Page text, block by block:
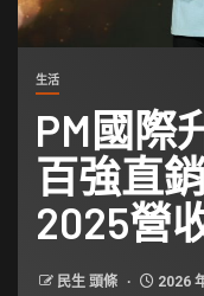
生活
PM國際
百強直
2025營
民生 頭條 2026